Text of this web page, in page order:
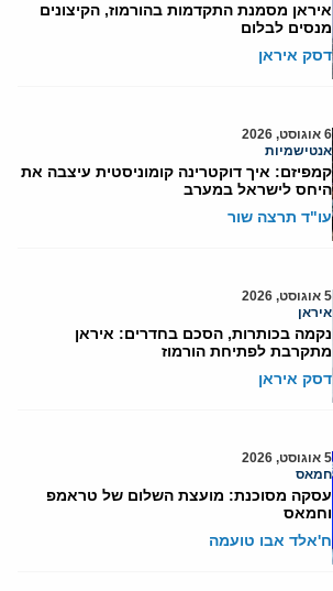
איראן מסמנת התקדמות בהורמוז, הקיצונים
מנסים לבלום
דסק איראן
6 אוגוסט, 2026
אנטישמיות
קמפיזם: איך דוקטרינה קומוניסטית עיצבה את
היחס לישראל במערב
עו"ד תרצה שור
5 אוגוסט, 2026
איראן
נקמה בכותרות, הסכם בחדרים: איראן
מתקרבת לפתיחת הורמוז
דסק איראן
5 אוגוסט, 2026
חמאס
עסקה מסוכנת: מועצת השלום של טראמפ
וחמאס
ח'אלד אבו טועמה